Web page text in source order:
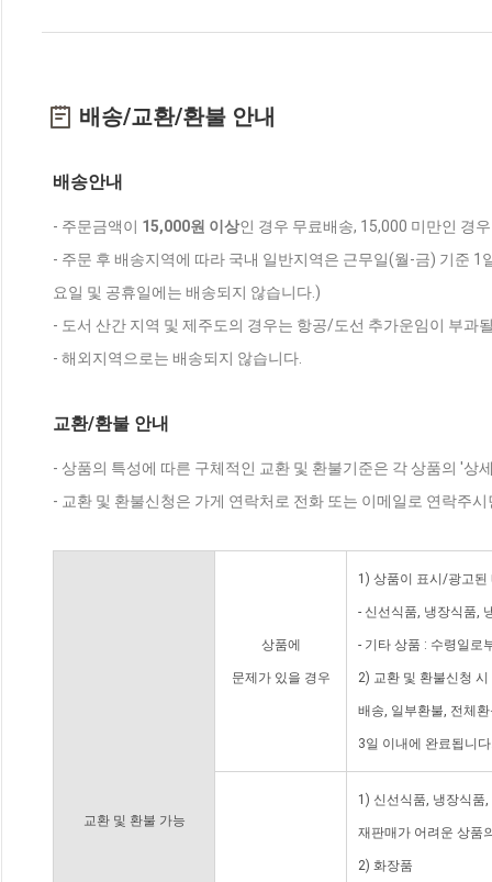
배송/교환/환불 안내
배송안내
- 주문금액이 15,000원 이상인 경우 무료배송, 15,000 미만인 경
- 주문 후 배송지역에 따라 국내 일반지역은 근무일(월-금) 기준
요일 및 공휴일에는 배송되지 않습니다.)
- 도서 산간 지역 및 제주도의 경우는 항공/도선 추가운임이 부과
- 해외지역으로는 배송되지 않습니다.
교환/환불 안내
- 상품의 특성에 따른 구체적인 교환 및 환불기준은 각 상품의 '상
- 교환 및 환불신청은 가게 연락처로 전화 또는 이메일로 연락주
교환 및 환불 가능
상품에
문제가 있을 경우
1) 상품이 표시/광고된
- 신선식품, 냉장식품,
- 기타 상품 : 수령일로
2) 교환 및 환불신청
배송, 일부환불, 전체
3일 이내에 완료됩니
1) 신선식품, 냉장식품
재판매가 어려운 상품
2) 화장품